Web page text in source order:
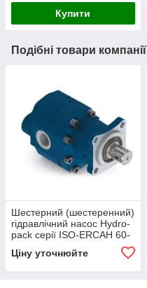
Купити
Подібні товари компанії
Шестерний (шестеренний)
гідравлічний насос Hydro-
pack серії ISO-ERCAH 60-
Ціну уточнюйте